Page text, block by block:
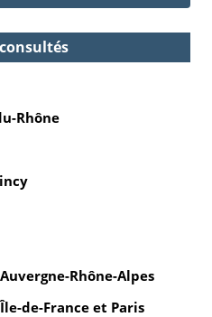
Rhône
Rhône-Alpes
de-France et Paris